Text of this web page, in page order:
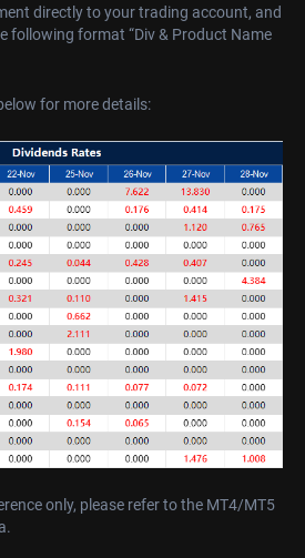
directly to your trading account, and
following format “Div & Product Name
for more details:
only, please refer to the MT4/MT5